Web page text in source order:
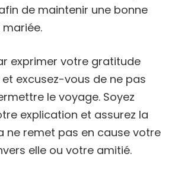
de maintenir une bonne
exprimer votre gratitude
et excusez-vous de ne pas
le voyage. Soyez
explication et assurez la
ne remet pas en cause votre
elle ou votre amitié.